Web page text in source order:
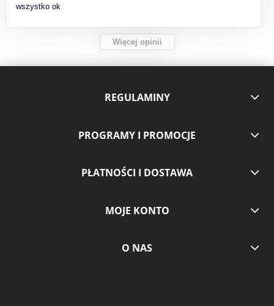
wszystko ok
Więcej opinii
REGULAMINY
PROGRAMY I PROMOCJE
PŁATNOŚCI I DOSTAWA
MOJE KONTO
O NAS